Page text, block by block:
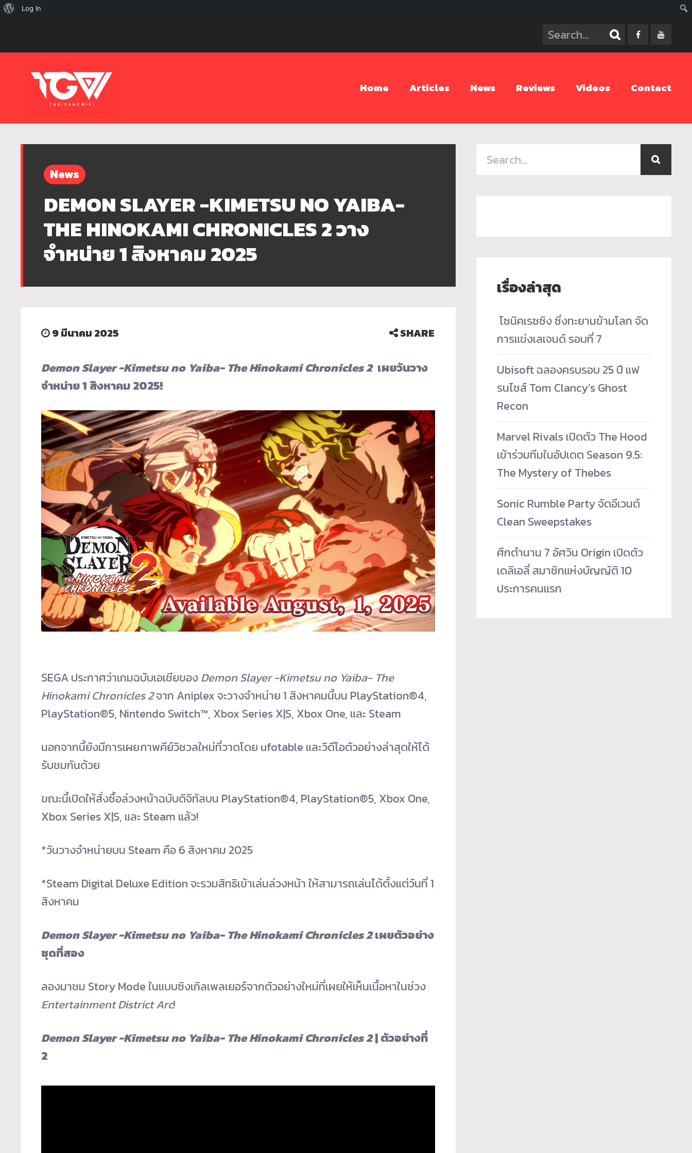
Home Articles News Reviews Videos Contact
News
DEMON SLAYER -KIMETSU NO YAIBA-
THE HINOKAMI CHRONICLES 2 วาง
จำหน่าย 1 สิงหาคม 2025
9 มีนาคม 2025 SHARE
Demon Slayer -Kimetsu no Yaiba- The Hinokami Chronicles 2 เผยวันวาง
จำหน่าย1 สิงหาคม2025!
SEGA ประกาศว่าเกมฉบับเอเชียของDemon Slayer -Kimetsu no Yaiba- The
Hinokami Chronicles 2จาก Aniplex จะวางจำหน่าย 1 สิงหาคมนี้บน PlayStation®4,
PlayStation®5, Nintendo Switch™, Xbox Series X|S, Xbox One, และ Steam
นอกจากนี้ยังมีการเผยภาพคีย์วิชวลใหม่ที่วาดโดย ufotable และวิดีโอตัวอย่างล่าสุดให้ได้
รับชมกันด้วย
ขณะนี้เปิดให้สั่งซื้อล่วงหน้าฉบับดิจิทัลบน PlayStation®4, PlayStation®5, Xbox One,
Xbox Series X|S, และ Steam แล้ว!
*วันวางจำหน่ายบน Steam คือ 6 สิงหาคม 2025
*Steam Digital Deluxe Edition จะรวมสิทธิเข้าเล่นล่วงหน้า ให้สามารถเล่นได้ตั้งแต่วันที่ 1
สิงหาคม
Demon Slayer -Kimetsu no Yaiba- The Hinokami Chronicles 2เผยตัวอย่าง
ชุดที่สอง
ลองมาชม Story Mode ในแบบซิงเกิลเพลเยอร์จากตัวอย่างใหม่ที่เผยให้เห็นเนื้อหาในช่วง
Entertainment District Arc!
Demon Slayer -Kimetsu no Yaiba- The Hinokami Chronicles 2|ตัวอย่างที่
2
เรื่องล่าสุด
­ โซนิคเรซซิง ซิ่งทะยานข้ามโลก จัด
การแข่งเลเจนด์ รอบที่ 7
Ubisoft ฉลองครบรอบ 25 ปี แฟ
รนไชส์ Tom Clancy’s Ghost
Recon
Marvel Rivals เปิดตัว The Hood
เข้าร่วมทีมในอัปเดต Season 9.5:
The Mystery of Thebes
Sonic Rumble Party จัดอีเวนต์
Clean Sweepstakes
ศึกตำนาน 7 อัศวิน Origin เปิดตัว
เดลิเอลี่ สมาชิกแห่งบัญญัติ 10
ประการคนแรก
เกี่ยวLog In